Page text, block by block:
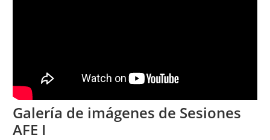
Galería de imágenes de Sesiones
AFE I